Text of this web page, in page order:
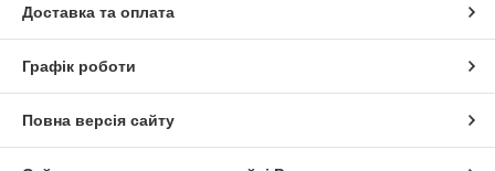
Доставка та оплата
Графік роботи
Повна версія сайту